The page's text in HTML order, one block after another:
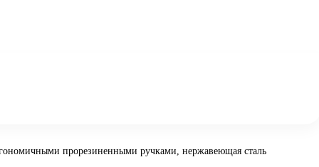
прорезиненными ручками, нержавеющая сталь